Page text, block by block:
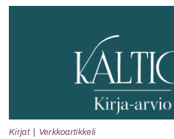
Kirjat Verkkoartikkeli